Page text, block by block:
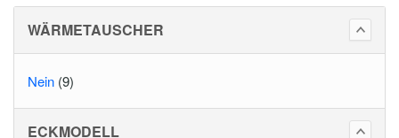
WÄRMETAUSCHER
Nein (9)
ECKMODELL